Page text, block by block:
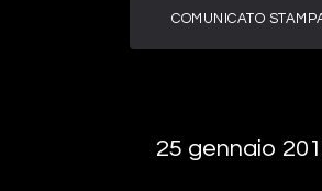
COMUNICATO
25 gennaio